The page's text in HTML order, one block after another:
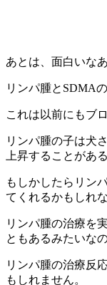
あとは、面白いな
リンパ腫とSDMA
これは以前にもブ
リンパ腫の子は犬
上昇することがあ
もしかしたらリン
てくれるかもしれ
リンパ腫の治療を
ともあるみたいな
リンパ腫の治療反
もしれません。